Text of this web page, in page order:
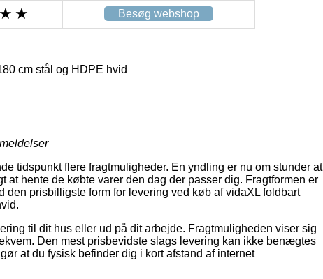
Besøg webshop
cm stål og HDPE hvid
tidspunkt flere fragtmuligheder. En yndling er nu om stunder at
at hente de købte varer den dag der passer dig. Fragtformen er
den prisbilligste form for levering ved køb af vidaXL foldbart
til dit hus eller ud på dit arbejde. Fragtmuligheden viser sig
Den mest prisbevidste slags levering kan ikke benægtes
at du fysisk befinder dig i kort afstand af internet